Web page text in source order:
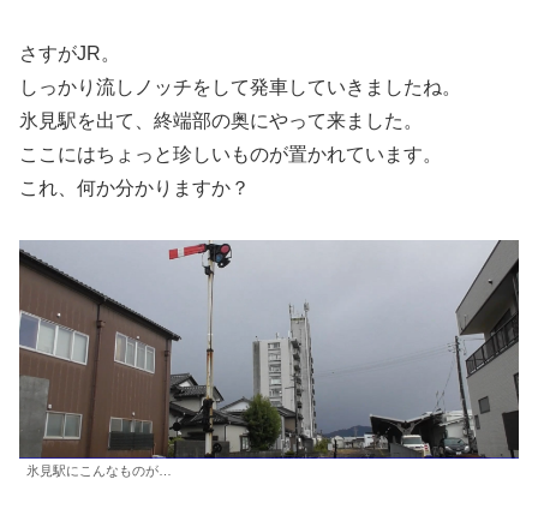
さすがJR。
しっかり流しノッチをして発車していきましたね。
氷見駅を出て、終端部の奥にやって来ました。
ここにはちょっと珍しいものが置かれています。
これ、何か分かりますか？
氷見駅にこんなものが…